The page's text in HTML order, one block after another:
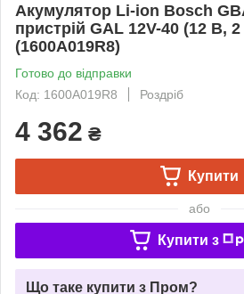
Акумулятор Li-ion Bosch
пристрій GAL 12V-40 (12 В,
(1600A019R8)
Готово до відправки
Код: 1600A019R8
Роздріб
4 362 ₴
Купити
або
Купити з
Що таке купити з Пром?